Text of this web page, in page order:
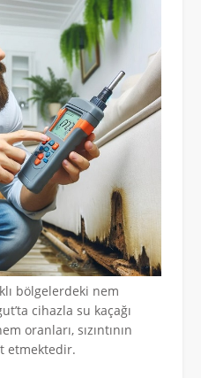
bölgelerdeki nem
cihazla su kaçağı
oranları, sızıntının
etmektedir.